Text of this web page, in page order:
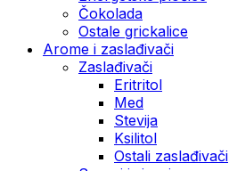
Čokolada
Ostale grickalice
Arome i zaslađivači
Zaslađivači
Eritritol
Med
Stevija
Ksilitol
Ostali zaslađivači